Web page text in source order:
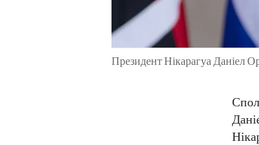
Президент Нікарагуа Даніел